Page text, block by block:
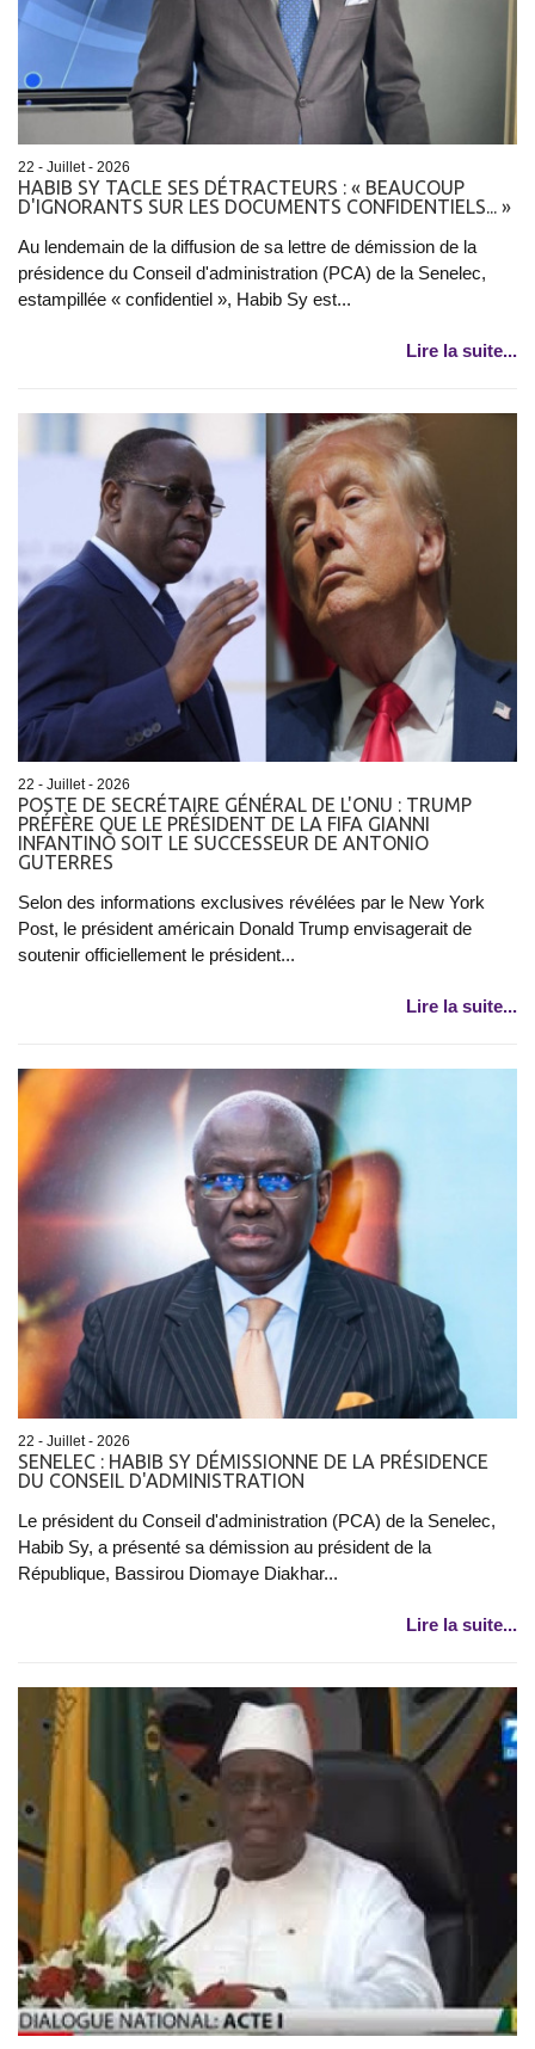
22 - Juillet - 2026
HABIB SY TACLE SES DÉTRACTEURS : « BEAUCOUP
D'IGNORANTS SUR LES DOCUMENTS CONFIDENTIELS... »
Au lendemain de la diffusion de sa lettre de démission de la
présidence du Conseil d'administration (PCA) de la Senelec,
estampillée « confidentiel », Habib Sy est...
Lire la suite...
22 - Juillet - 2026
POSTE DE SECRÉTAIRE GÉNÉRAL DE L'ONU : TRUMP
PRÉFÈRE QUE LE PRÉSIDENT DE LA FIFA GIANNI
INFANTINO SOIT LE SUCCESSEUR DE ANTONIO
GUTERRES
Selon des informations exclusives révélées par le New York
Post, le président américain Donald Trump envisagerait de
soutenir officiellement le président...
Lire la suite...
22 - Juillet - 2026
SENELEC : HABIB SY DÉMISSIONNE DE LA PRÉSIDENCE
DU CONSEIL D'ADMINISTRATION
Le président du Conseil d'administration (PCA) de la Senelec,
Habib Sy, a présenté sa démission au président de la
République, Bassirou Diomaye Diakhar...
Lire la suite...